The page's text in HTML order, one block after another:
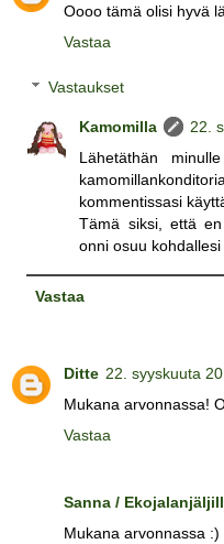
Oooo tämä olisi hyvä
Vastaa
Vastaukset
Kamomilla
22.
Lähetäthän
kommentissasi
Tämä siksi, että
onni osuu
Vastaa
Ditte 22. syyskuuta
Mukana arvonnassa!
Vastaa
Sanna /
Mukana arvonnassa :)